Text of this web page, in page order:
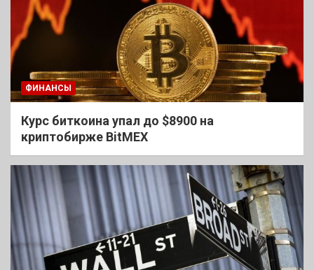
ФИНАНСЫ
Курс биткоина упал до $8900 на
криптобирже BitMEX